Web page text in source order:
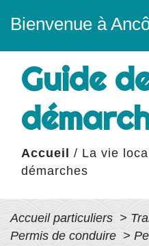
Bienvenue à
Guide
Accueil / La vie
démarches
Accueil particuliers >
Permis de conduire >